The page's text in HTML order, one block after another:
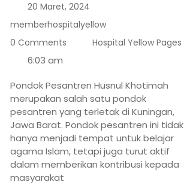
20 Maret, 2024
memberhospitalyellow
0 Comments
Hospital Yellow Pages
6:03 am
Pondok Pesantren Husnul Khotimah
merupakan salah satu pondok
pesantren yang terletak di Kuningan,
Jawa Barat. Pondok pesantren ini tidak
hanya menjadi tempat untuk belajar
agama Islam, tetapi juga turut aktif
dalam memberikan kontribusi kepada
masyarakat